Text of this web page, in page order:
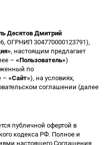
Десятов Дмитрий
ОГРНИП 304770000123791),
, настоящим предлагает
– «Пользователь»)
по
– «Сайт»), на условиях,
соглашении (далее
публичной офертой в
кодекса РФ. Полное и
настоящего Соглашения